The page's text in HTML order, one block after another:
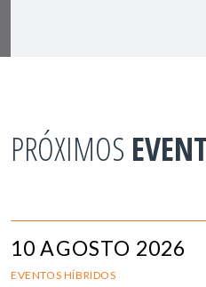
PRÓXIMOS
10 AGOSTO 2026
EVENTOS HÍBRIDOS